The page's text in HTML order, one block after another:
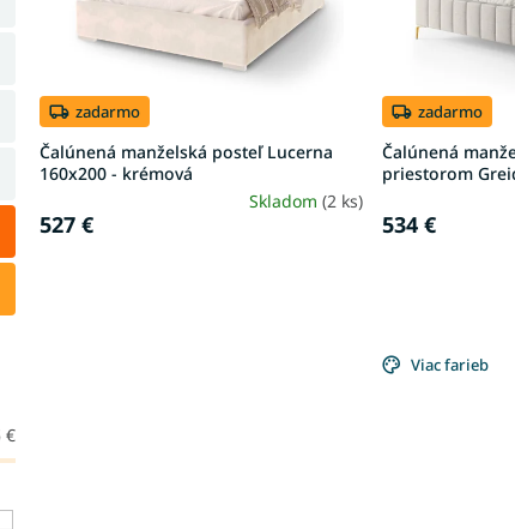
€
o
v
k
t
o
v
zadarmo
Čalúnená manželská posteľ Lucerna
160x200 - krémová
Skladom(2 ks)
527 €
zadarmo
Čalúnená
priestorom
534 €
Viac farieb